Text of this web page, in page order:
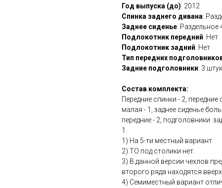
Год выпуска (до): 2012
Спинка заднего дивана:
Заднее сиденье: Раздельное
Подлокотник передний: Нет
Подлокотник задний: Нет
Тип передних
Задние подголовники: 3
Состав комплекта:
Передние спинки - 2,
малая - 1, заднее сиденье
передние - 2, подголовники
1.
1) На 5-ти местный вариант.
2) ТО под столики нет.
3) В данной версии чехлов
второго ряда находятся
4) Семиместный вариант